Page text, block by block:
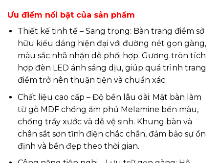
Ưu điểm nổi bật của sản phẩm
Thiết kế tinh tế – Sang trọng: Bàn trang điểm sở
hữu kiểu dáng hiện đại với đường nét gọn gàng,
màu sắc nhã nhặn dễ phối hợp. Gương tròn tích
hợp đèn LED ánh sáng dịu, giúp quá trình trang
điểm trở nên thuận tiện và chuẩn xác.
Chất liệu cao cấp – Độ bền lâu dài: Mặt bàn làm
từ gỗ MDF chống ẩm phủ Melamine bền màu,
chống trầy xước và dễ vệ sinh. Khung bàn và
chân sắt sơn tĩnh điện chắc chắn, đảm bảo sự ổn
định và bền đẹp theo thời gian.